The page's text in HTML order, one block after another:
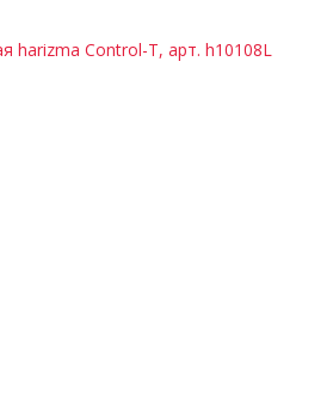
harizma Control-T, арт. h10108L